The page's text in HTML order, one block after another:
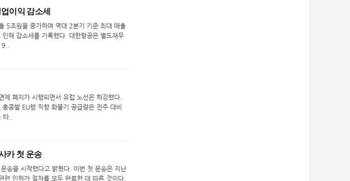
이익 감소세
5조원을 증가하며 역대 2분기 기준 최대 매출
해 감소세를 기록했다. 대한항공은 별도재무
폐지가 시행되면서 유럽 노선은 하강했다.
콩발 EU행 직항 화물기 공급량은 전주 대비
..
카 첫 운송
송을 시작했다고 밝혔다. 이번 첫 운송은 지난
인허가 절차를 모두 완료한 데 따른 것이다.